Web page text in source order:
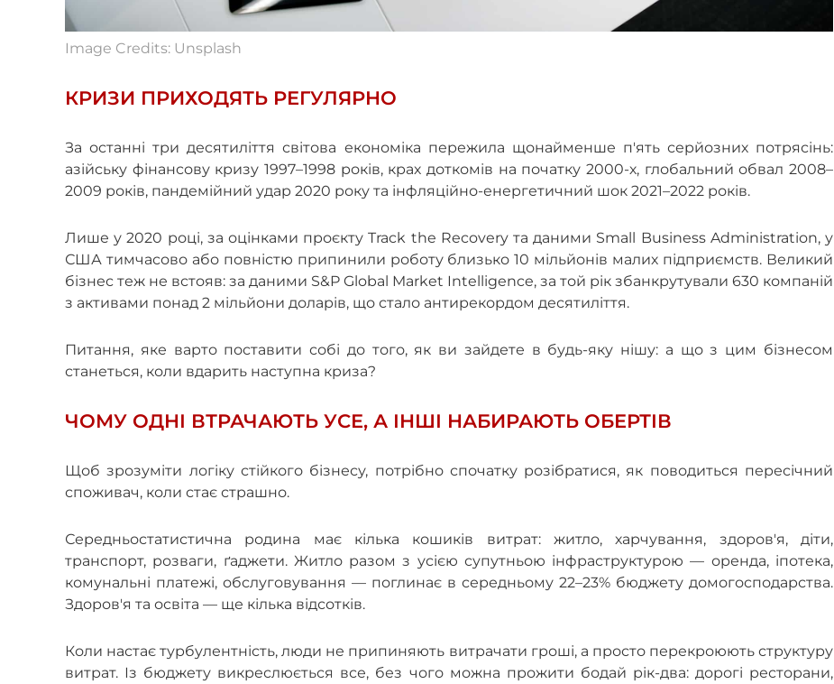
Image Credits: Unsplash
КРИЗИ ПРИХОДЯТЬ РЕГУЛЯРНО
За останні три десятиліття світова економіка пережила щонайменше п'ять серйозних потрясінь:
азійську фінансову кризу 1997–1998 років, крах доткомів на початку 2000-х, глобальний обвал 2008–
2009 років, пандемійний удар 2020 року та інфляційно-енергетичний шок 2021–2022 років.
Лише у 2020 році, за оцінками проєкту Track the Recovery та даними Small Business Administration, у
США тимчасово або повністю припинили роботу близько 10 мільйонів малих підприємств. Великий
бізнес теж не встояв: за даними S&P Global Market Intelligence, за той рік збанкрутували 630 компаній
з активами понад 2 мільйони доларів, що стало антирекордом десятиліття.
Питання, яке варто поставити собі до того, як ви зайдете в будь-яку нішу: а що з цим бізнесом
станеться, коли вдарить наступна криза?
ЧОМУ ОДНІ ВТРАЧАЮТЬ УСЕ, А ІНШІ НАБИРАЮТЬ ОБЕРТІВ
Щоб зрозуміти логіку стійкого бізнесу, потрібно спочатку розібратися, як поводиться пересічний
споживач, коли стає страшно.
Середньостатистична родина має кілька кошиків витрат: житло, харчування, здоров'я, діти,
транспорт, розваги, ґаджети. Житло разом з усією супутньою інфраструктурою — оренда, іпотека,
комунальні платежі, обслуговування — поглинає в середньому 22–23% бюджету домогосподарства.
Здоров'я та освіта — ще кілька відсотків.
Коли настає турбулентність, люди не припиняють витрачати гроші, а просто перекроюють структуру
витрат. Із бюджету викреслюється все, без чого можна прожити бодай рік-два: дорогі ресторани,